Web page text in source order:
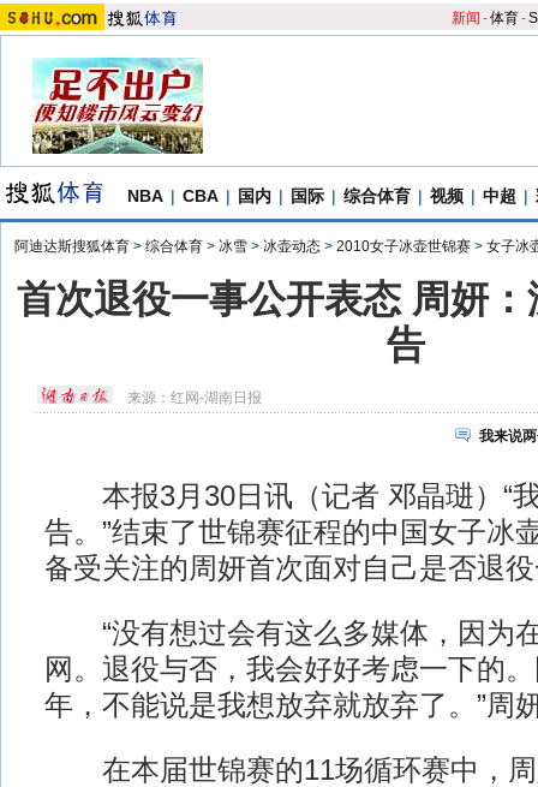
新闻 -体育-S
NBA | CBA | 国内 | 国际 | 综合体育 | 视频 | 中超 |
阿迪达斯搜狐体育 > 综合体育 > 冰雪 > 冰壶动态 > 2010女子冰壶世锦赛 > 女子冰
首次退役一事公开表态 周妍
告
来源：红网-湖南日报
我来说
本报3月30日讯（记者 邓晶琎）“
告。”结束了世锦赛征程的中国女子冰
备受关注的周妍首次面对自己是否退
“没有想过会有这么多媒体，因为
网。退役与否，我会好好考虑一下的
年，不能说是我想放弃就放弃了。”周
在本届世锦赛的11场循环赛中，周